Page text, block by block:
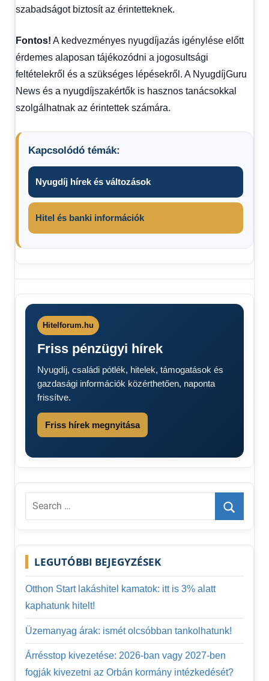
szabadságot biztosít az érintetteknek.
Fontos! A kedvezményes nyugdíjazás igénylése előtt
érdemes alaposan tájékozódni a jogosultsági
feltételekről és a szükséges lépésekről. A NyugdíjGuru
News és a nyugdíjszakértők is hasznos tanácsokkal
szolgálhatnak az érintettek számára.
Kapcsolódó témák:
Nyugdíj hírek és változások
Hitel és banki információk
jöhet a nők 40+
nyugdíjkorhatárban
nyugdíj
Hitelforum.hu
Friss pénzügyi hírek
Nyugdíj, családi pótlék, hitelek, támogatások és
gazdasági információk közérthetően, naponta
frissítve.
Friss hírek megnyitása
Search
Search
LEGUTÓBBI BEJEGYZÉSEK
Otthon Start lakáshitel kamatok: itt is 3% alatt
kaphatunk hitelt!
Üzemanyag árak: ismét olcsóbban tankolhatunk!
Árrésstop kivezetése: 2026-ban vagy 2027-ben
fogják kivezetni az Orbán kormány intézkedését?